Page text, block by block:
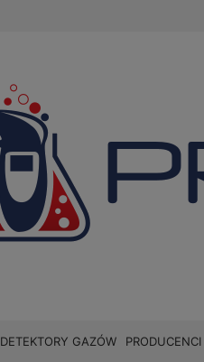
DETEKTORY GAZÓW PRODUCENCI